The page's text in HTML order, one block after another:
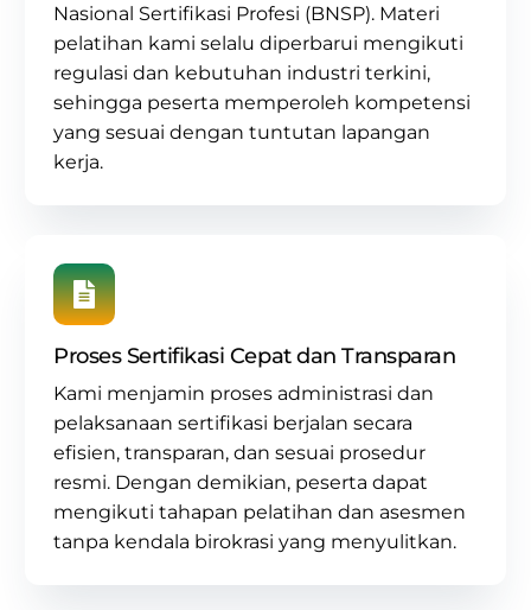
Nasional Sertifikasi Profesi (BNSP). Materi
pelatihan kami selalu diperbarui mengikuti
regulasi dan kebutuhan industri terkini,
sehingga peserta memperoleh kompetensi
yang sesuai dengan tuntutan lapangan
kerja.
Proses Sertifikasi Cepat dan Transparan
Kami menjamin proses administrasi dan
pelaksanaan sertifikasi berjalan secara
efisien, transparan, dan sesuai prosedur
resmi. Dengan demikian, peserta dapat
mengikuti tahapan pelatihan dan asesmen
tanpa kendala birokrasi yang menyulitkan.